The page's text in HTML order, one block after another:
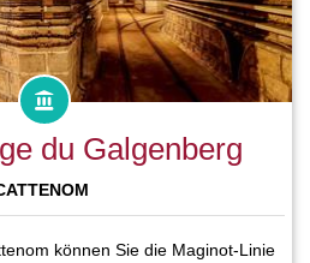
du Galgenberg
können Sie die Maginot-Linie